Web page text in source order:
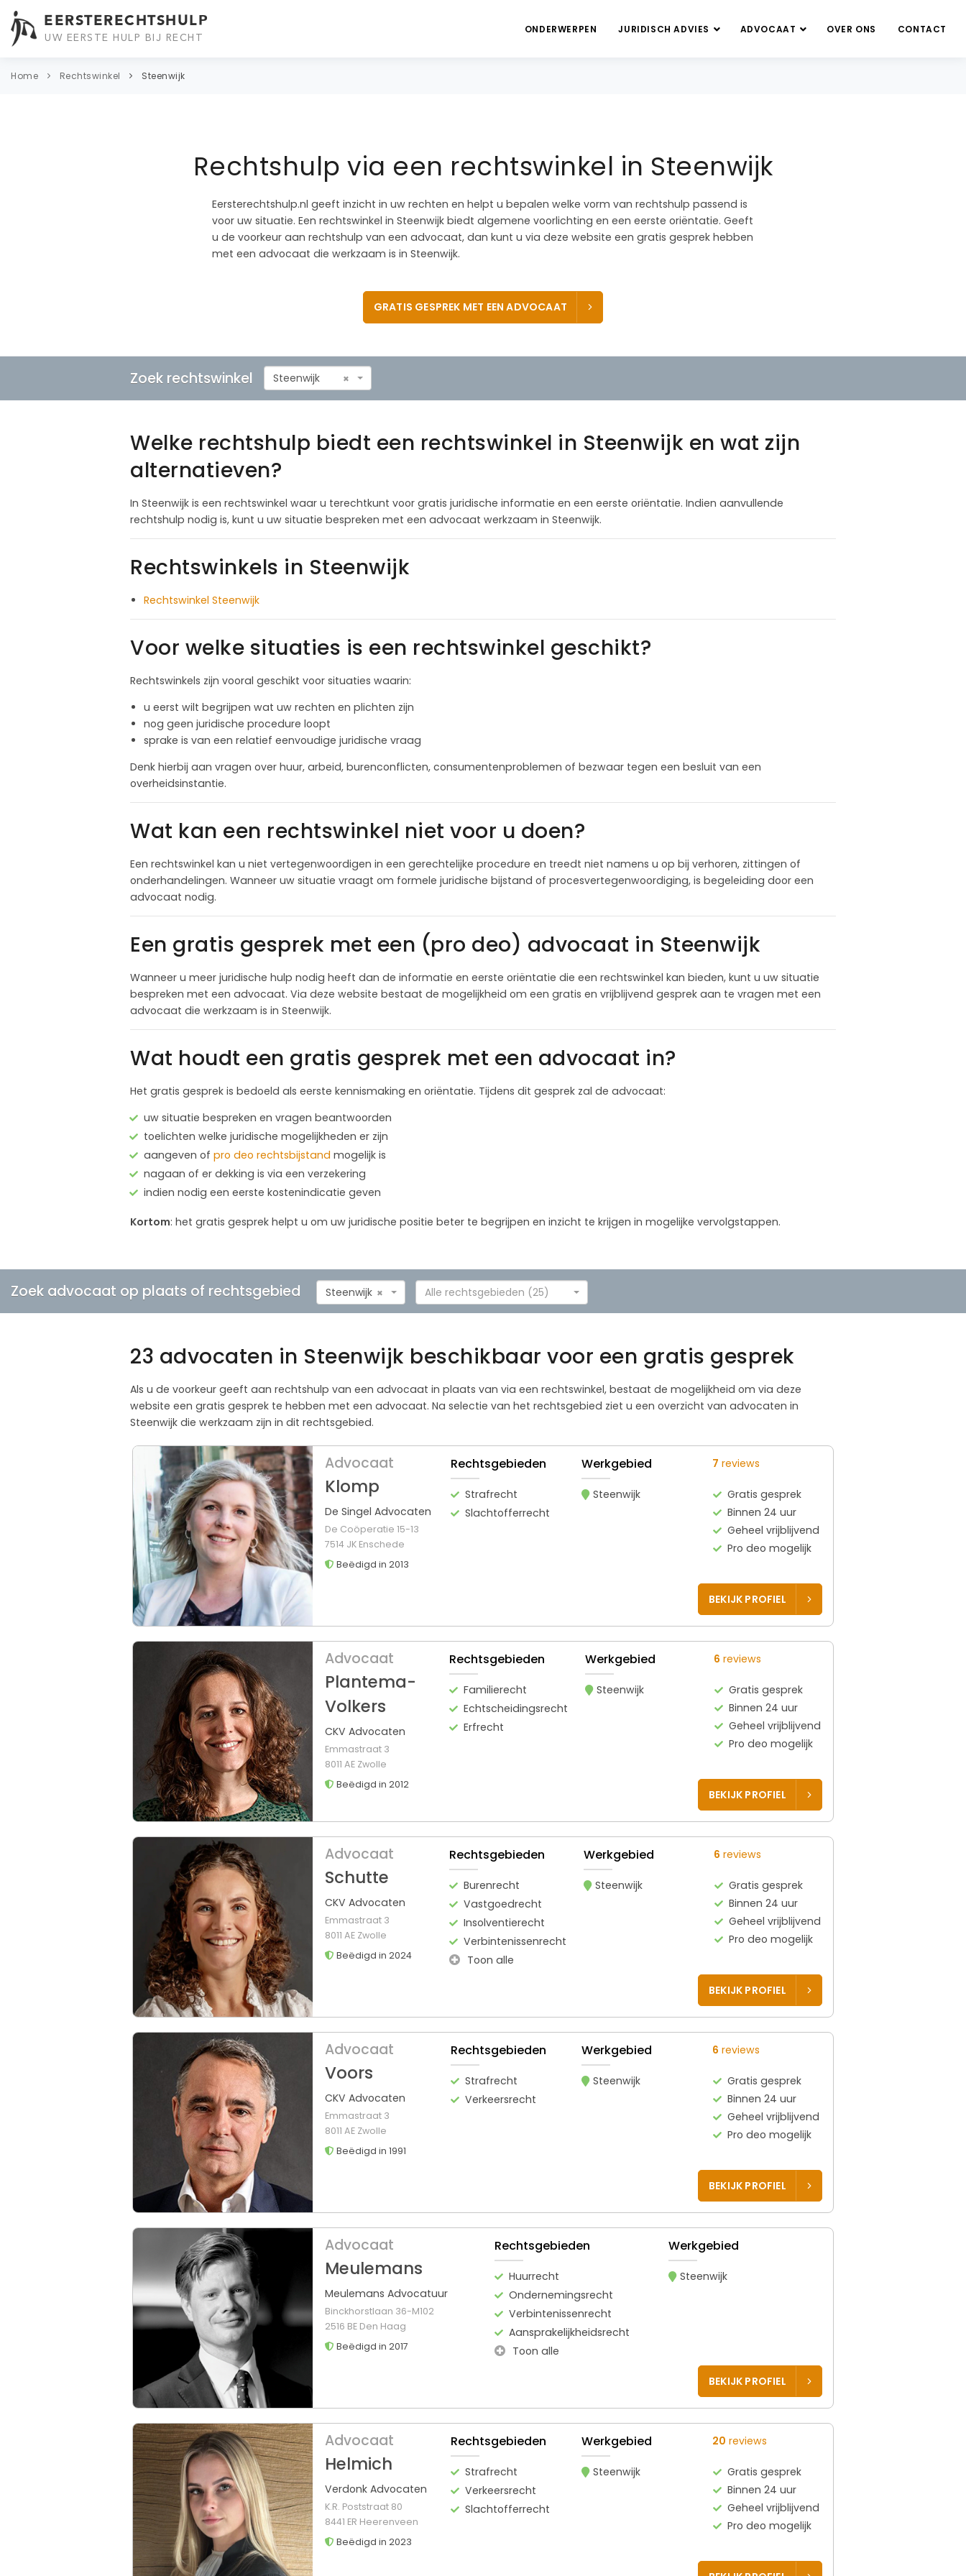
EERSTERECHTSHULP
UW EERSTE HULP BIJ RECHT
ONDERWERPEN JURIDISCH ADVIES ADVOCAAT OVER ONS CONTACT
Home Rechtswinkel Steenwijk
Rechtshulp via een rechtswinkel in Steenwijk
Eersterechtshulp.nl geeft inzicht in uw rechten en helpt u bepalen welke vorm van rechtshulp passend is
voor uw situatie. Een rechtswinkel in Steenwijk biedt algemene voorlichting en een eerste oriëntatie. Geeft
u de voorkeur aan rechtshulp van een advocaat, dan kunt u via deze website een gratis gesprek hebben
met een advocaat die werkzaam is in Steenwijk.
GRATIS GESPREK MET EEN ADVOCAAT
Zoek rechtswinkel ×
Steenwijk
Welke rechtshulp biedt een rechtswinkel in Steenwijk en wat zijn
alternatieven?
In Steenwijk is een rechtswinkel waar u terechtkunt voor gratis juridische informatie en een eerste oriëntatie. Indien aanvullende
rechtshulp nodig is, kunt u uw situatie bespreken met een advocaat werkzaam in Steenwijk.
Rechtswinkels in Steenwijk
Rechtswinkel Steenwijk
Voor welke situaties is een rechtswinkel geschikt?
Rechtswinkels zijn vooral geschikt voor situaties waarin:
u eerst wilt begrijpen wat uw rechten en plichten zijn
nog geen juridische procedure loopt
sprake is van een relatief eenvoudige juridische vraag
Denk hierbij aan vragen over huur, arbeid, burenconflicten, consumentenproblemen of bezwaar tegen een besluit van een
overheidsinstantie.
Wat kan een rechtswinkel niet voor u doen?
Een rechtswinkel kan u niet vertegenwoordigen in een gerechtelijke procedure en treedt niet namens u op bij verhoren, zittingen of
onderhandelingen. Wanneer uw situatie vraagt om formele juridische bijstand of procesvertegenwoordiging, is begeleiding door een
advocaat nodig.
Een gratis gesprek met een (pro deo) advocaat in Steenwijk
Wanneer u meer juridische hulp nodig heeft dan de informatie en eerste oriëntatie die een rechtswinkel kan bieden, kunt u uw situatie
bespreken met een advocaat. Via deze website bestaat de mogelijkheid om een gratis en vrijblijvend gesprek aan te vragen met een
advocaat die werkzaam is in Steenwijk.
Wat houdt een gratis gesprek met een advocaat in?
Het gratis gesprek is bedoeld als eerste kennismaking en oriëntatie. Tijdens dit gesprek zal de advocaat:
uw situatie bespreken en vragen beantwoorden
toelichten welke juridische mogelijkheden er zijn
aangeven of pro deo rechtsbijstand mogelijk is
nagaan of er dekking is via een verzekering
indien nodig een eerste kostenindicatie geven
Kortom: het gratis gesprek helpt u om uw juridische positie beter te begrijpen en inzicht te krijgen in mogelijke vervolgstappen.
Zoek advocaat op plaats of rechtsgebied ×
Steenwijk Alle rechtsgebieden (25)
23 advocaten in Steenwijk beschikbaar voor een gratis gesprek
Als u de voorkeur geeft aan rechtshulp van een advocaat in plaats van via een rechtswinkel, bestaat de mogelijkheid om via deze
website een gratis gesprek te hebben met een advocaat. Na selectie van het rechtsgebied ziet u een overzicht van advocaten in
Steenwijk die werkzaam zijn in dit rechtsgebied.
Advocaat
Klomp
De Singel Advocaten
De Coöperatie 15-13
7514 JK Enschede
Beëdigd in 2013
Rechtsgebieden
Strafrecht
Slachtofferrecht
Werkgebied
Steenwijk
7 reviews
Gratis gesprek
Binnen 24 uur
Geheel vrijblijvend
Pro deo mogelijk
BEKIJK PROFIEL
Advocaat
Plantema-
Volkers
CKV Advocaten
Emmastraat 3
8011 AE Zwolle
Beëdigd in 2012
Rechtsgebieden
Familierecht
Echtscheidingsrecht
Erfrecht
Werkgebied
Steenwijk
6 reviews
Gratis gesprek
Binnen 24 uur
Geheel vrijblijvend
Pro deo mogelijk
BEKIJK PROFIEL
Advocaat
Schutte
CKV Advocaten
Emmastraat 3
8011 AE Zwolle
Beëdigd in 2024
Rechtsgebieden
Burenrecht
Vastgoedrecht
Insolventierecht
Verbintenissenrecht
Toon alle
Werkgebied
Steenwijk
6 reviews
Gratis gesprek
Binnen 24 uur
Geheel vrijblijvend
Pro deo mogelijk
BEKIJK PROFIEL
Advocaat
Voors
CKV Advocaten
Emmastraat 3
8011 AE Zwolle
Beëdigd in 1991
Rechtsgebieden
Strafrecht
Verkeersrecht
Werkgebied
Steenwijk
6 reviews
Gratis gesprek
Binnen 24 uur
Geheel vrijblijvend
Pro deo mogelijk
BEKIJK PROFIEL
Advocaat
Meulemans
Meulemans Advocatuur
Binckhorstlaan 36-M102
2516 BE Den Haag
Beëdigd in 2017
Rechtsgebieden
Huurrecht
Ondernemingsrecht
Verbintenissenrecht
Aansprakelijkheidsrecht
Toon alle
Werkgebied
Steenwijk
BEKIJK PROFIEL
Advocaat
Helmich
Verdonk Advocaten
K.R. Poststraat 80
8441 ER Heerenveen
Beëdigd in 2023
Rechtsgebieden
Strafrecht
Verkeersrecht
Slachtofferrecht
Werkgebied
Steenwijk
20 reviews
Gratis gesprek
Binnen 24 uur
Geheel vrijblijvend
Pro deo mogelijk